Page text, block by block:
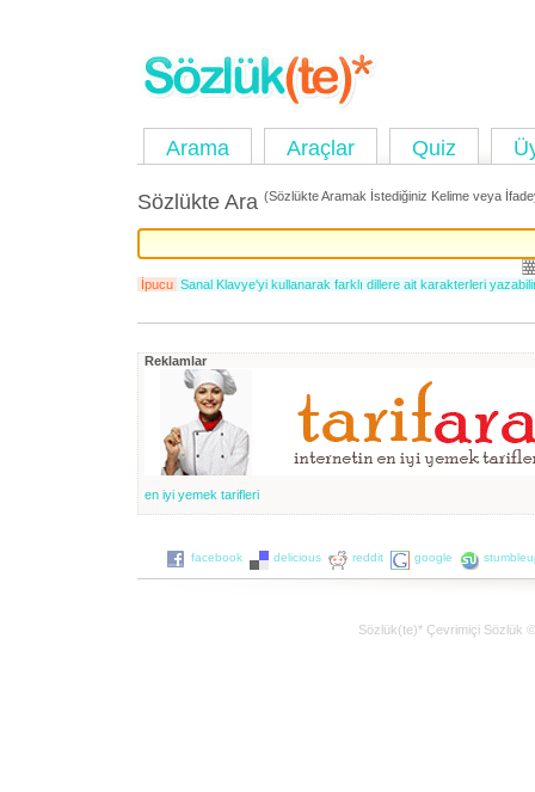
Arama Araçlar Quiz
Sözlükte Ara (Sözlükte Aramak İstediğiniz Kelime veya
İpucu Sanal Klavye'yi kullanarak farklı dillere ait karakterleri
Reklamlar
en iyi yemek tarifleri
facebook delicious reddit google
Sözlük(te)* Çevrimiçi Sözlük